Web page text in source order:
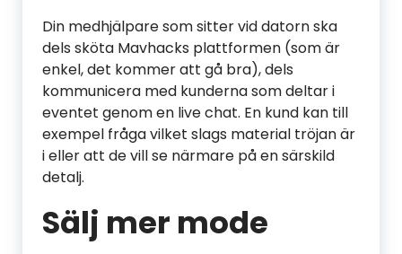
Din medhjälpare som sitter vid datorn ska
dels sköta Mavhacks plattformen (som är
enkel, det kommer att gå bra), dels
kommunicera med kunderna som deltar i
eventet genom en live chat. En kund kan till
exempel fråga vilket slags material tröjan är
i eller att de vill se närmare på en särskild
detalj.
Sälj mer mode